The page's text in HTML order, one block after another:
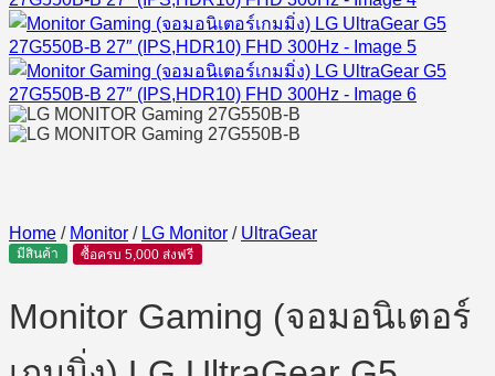
Home / Monitor / LG Monitor / UltraGear
มีสินค้า ซื้อครบ 5,000 ส่งฟรี
Monitor Gaming (จอมอนิเตอร์